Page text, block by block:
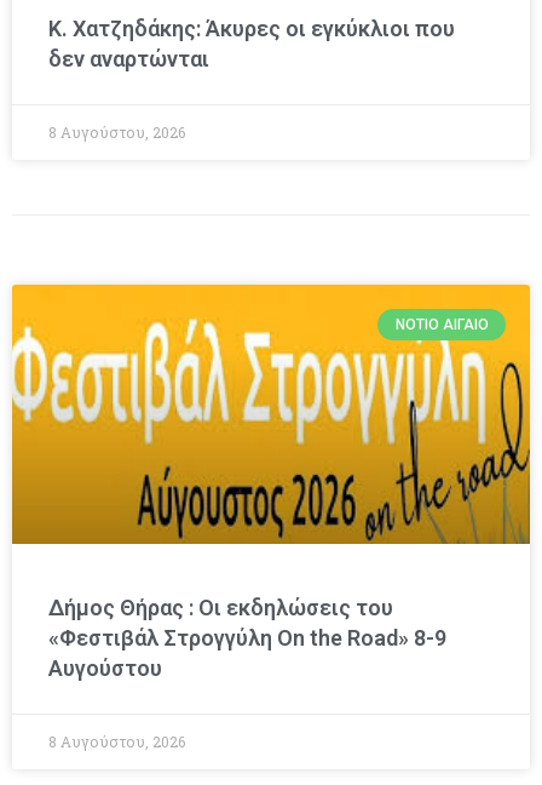
Κ. Χατζηδάκης: Άκυρες οι εγκύκλιοι που
δεν αναρτώνται
8 Αυγούστου, 2026
ΝΌΤΙΟ ΑΙΓΑΊΟ
Δήμος Θήρας : Οι εκδηλώσεις του
«Φεστιβάλ Στρογγύλη On the Road» 8-9
Αυγούστου
8 Αυγούστου, 2026